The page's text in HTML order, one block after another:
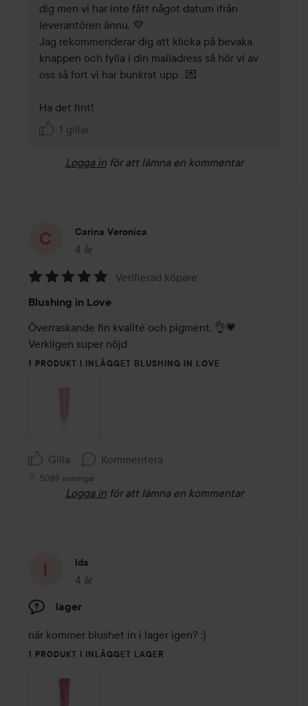
dig men vi har inte fått något datum ifrån
leverantören ännu. 💜
Jag rekommenderar dig att klicka på bevaka
knappen och fylla i din mailadress så hör vi av
oss så fort vi har bunkrat upp . 💌
Ha det fint!
1 gillar
Logga in för att lämna en kommentar
Carina Veronica
4 år
Inlägget skapades 4 år
5
av
5
Verifierad köpare
Blushing in Love
Överraskande fin kvalité och pigment. 👌💗
Verkligen super nöjd
1 PRODUKT I INLÄGGET BLUSHING IN LOVE
Gilla Kommentera
5089 visningar
Logga in för att lämna en kommentar
Ida
4 år
Inlägget skapades 4 år
lager
när kommer blushet in i lager igen? :)
1 PRODUKT I INLÄGGET LAGER